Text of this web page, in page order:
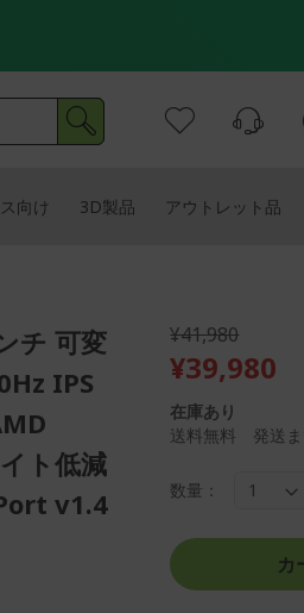
向け 3D製品 アウトレット品
チ 可変
IPS
ト低減
v1.4
¥41,980
¥39,980
在庫あり
送料無料 発送ま
数量：
カ